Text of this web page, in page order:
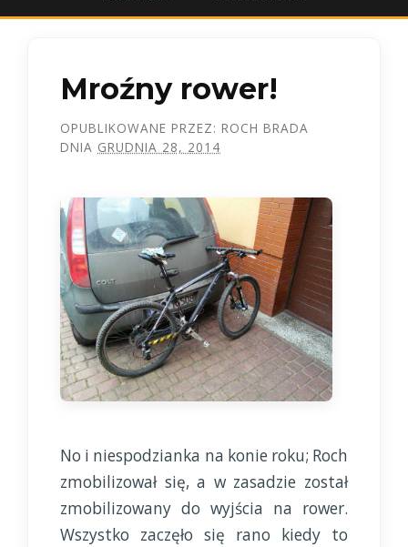
Mroźny rower!
OPUBLIKOWANE PRZEZ: ROCH BRADA
DNIA GRUDNIA 28, 2014
No i niespodzianka na konie roku; Roch
zmobilizował się, a w zasadzie został
zmobilizowany do wyjścia na rower.
Wszystko zaczęło się rano kiedy to